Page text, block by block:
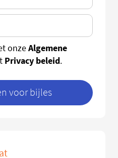
onzeAlgemene
Privacy beleid.
voor bijles